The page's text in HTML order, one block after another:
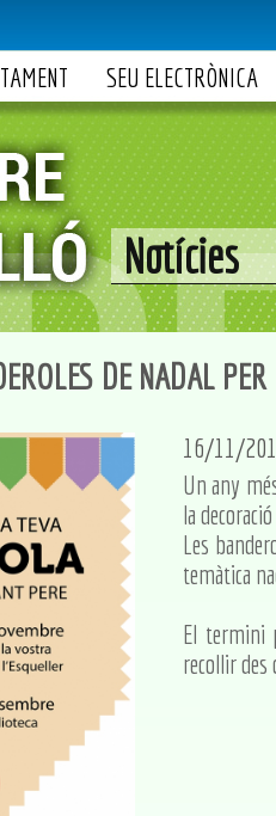
SEU ELECTRÒNICA
Notícies
DE NADAL
16/11/
Un any
la
Les
temàtica
El termini
recollir des